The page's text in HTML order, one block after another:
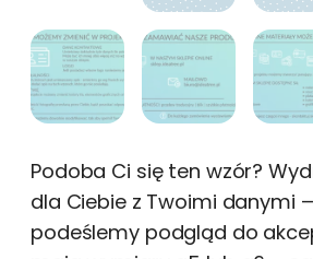
Podoba Ci się ten wzór?
dla Ciebie z Twoimi danymi
podeślemy podgląd do